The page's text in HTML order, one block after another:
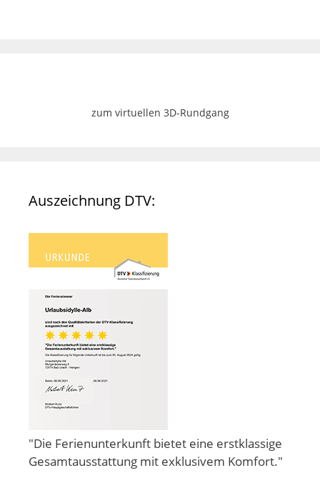
zum virtuellen 3D-Rundgang
Auszeichnung DTV:
"Die Ferienunterkunft bietet eine erstklassige
Gesamtausstattung mit exklusivem Komfort."